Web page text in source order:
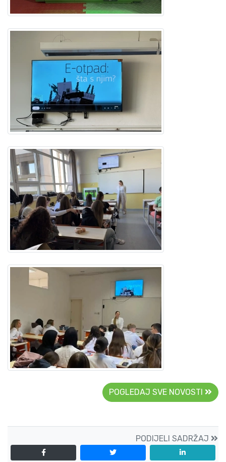
POGLEDAJ SVE NOVOSTI
PODIJELI SADRŽAJ